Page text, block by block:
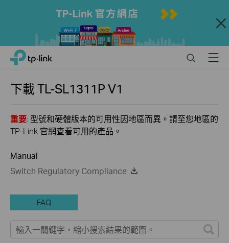
Close
Click
navigation
TP-Link, Reliably Smart SearchMenu
下載TL-SL1311PV1
重要: 型號和硬體版本的可用性因地區而異。請至您地區的
TP-Link 官網查看可用的產品。
Manual
Switch Regulatory Compliance
FAQ